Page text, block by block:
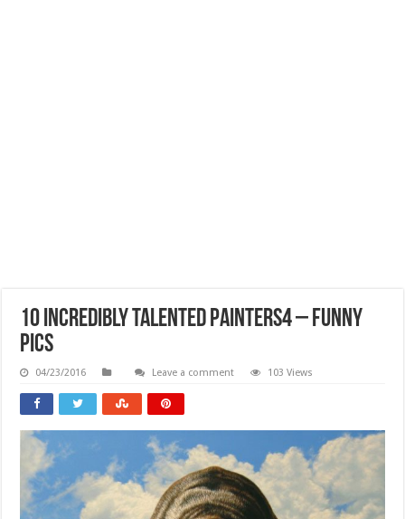
10 Incredibly Talented Painters4 – Funny
Pics
04/23/2016 Leave a comment 103 Views